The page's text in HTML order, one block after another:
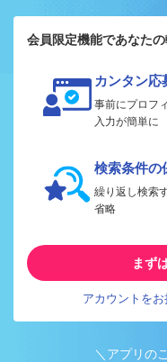
会員限定機能であなた
カンタン応
事前にプロフ
入力が簡単に
検索条件の
繰り返し検索
省略
まず
アカウントを
＼アプリの